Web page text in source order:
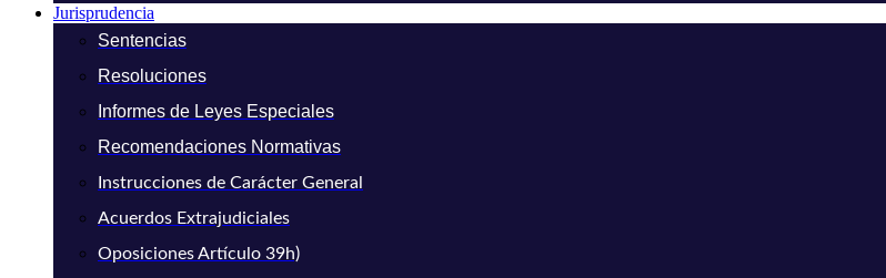
Jurisprudencia
Sentencias
Resoluciones
Informes de Leyes Especiales
Recomendaciones Normativas
Instrucciones de Carácter General
Acuerdos Extrajudiciales
Oposiciones Artículo 39h)